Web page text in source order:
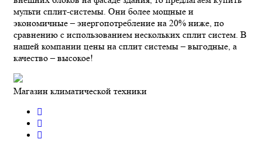
мульти сплит-системы. Они более мощные и
экономичные – энергопотребление на 20% ниже, по
сравнению с использованием нескольких сплит систем. В
нашей компании цены на сплит системы – выгодные, а
качество – высокое!
Магазин климатической техники